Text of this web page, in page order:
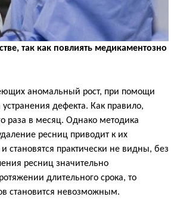
так как повлиять медикаментозно
аномальный рост, при помощи
дефекта. Как правило,
раза в месяц. Однако методика
ресниц приводит к их
практически не видны, без
ресниц значительно
длительного срока, то
становится невозможным.